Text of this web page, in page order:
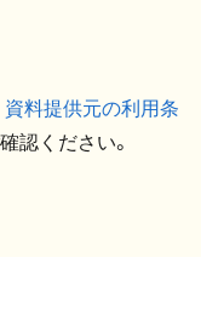
資料提供元の利用条
認ください。